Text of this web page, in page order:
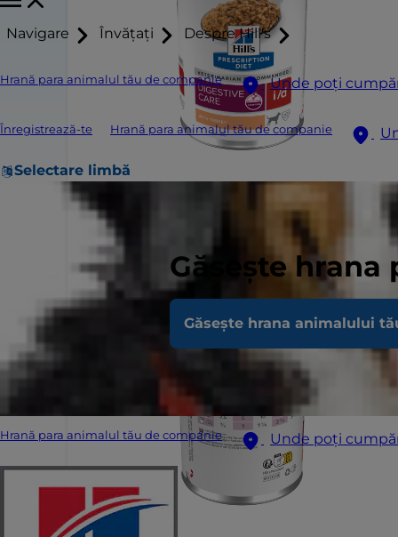
Navigare Învățați Despre Hill's
Hrană para animalul tău de companie Unde poți
Înregistrează-te Hrană para animalul tău de companie
Selectare limbă
Găsește
Găsește hrana animalului
Hrană para animalul tău de companie Unde poți